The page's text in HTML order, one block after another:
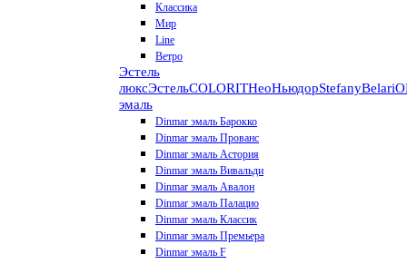
Классика
Мир
Line
Ветро
Эстель
люксЭстельCOLORITНеоНьюдорStefanyBelari
эмаль
Dinmar эмаль Барокко
Dinmar эмаль Прованс
Dinmar эмаль Астория
Dinmar эмаль Вивальди
Dinmar эмаль Авалон
Dinmar эмаль Палацио
Dinmar эмаль Классик
Dinmar эмаль Премьера
Dinmar эмаль F